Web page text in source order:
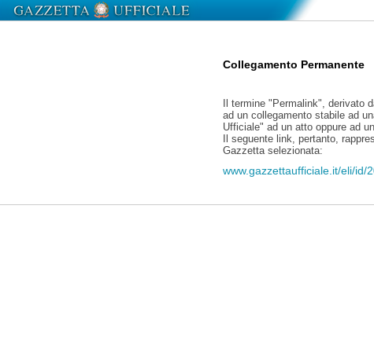
Collegamento Permanente
Il termine "Permalink", derivato
ad un collegamento stabile ad
Ufficiale" ad un atto oppure ad
Il seguente link, pertanto,
Gazzetta selezionata:
www.gazzettaufficiale.it/eli/id/